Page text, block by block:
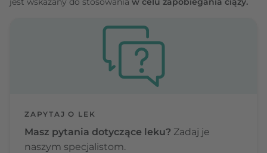
ZAPYTAJ O LEK
Masz pytania dotyczące leku? Zadaj je
naszym specjalistom.